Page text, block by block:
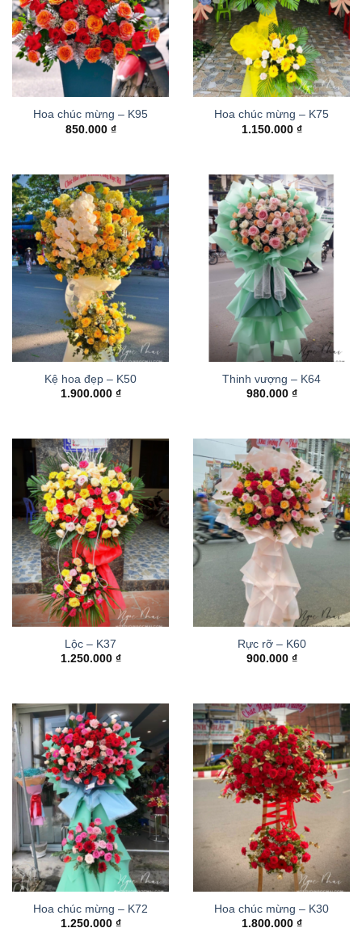
Hoa chúc mừng – K95
850.000 ₫
Hoa chúc mừng – K75
1.150.000 ₫
Kệ hoa đẹp – K50
1.900.000 ₫
Thinh vượng – K64
980.000 ₫
Lộc – K37
1.250.000 ₫
Rực rỡ – K60
900.000 ₫
Hoa chúc mừng – K72
1.250.000 ₫
Hoa chúc mừng – K30
1.800.000 ₫